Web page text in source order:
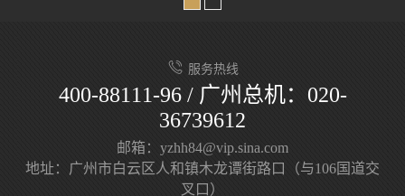
服务热线
400-88111-96 / 广州总机：020-
36739612
邮箱：yzhh84@vip.sina.com
地址：广州市白云区人和镇木龙谭街路口（与106国道交
叉口）